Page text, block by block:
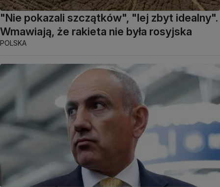
"Nie pokazali szczątków", "lej zbyt idealny".
Wmawiają, że rakieta nie była rosyjska
POLSKA